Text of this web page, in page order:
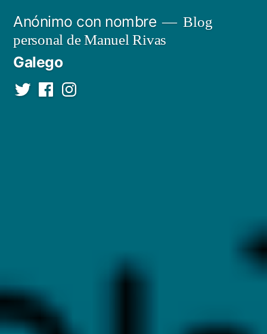
contenido
Anónimo con nombre
Blog
personal de Manuel Rivas
Galego
TwitterFacebookInstagram